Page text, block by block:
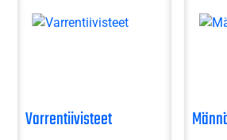
Varrentiivisteet